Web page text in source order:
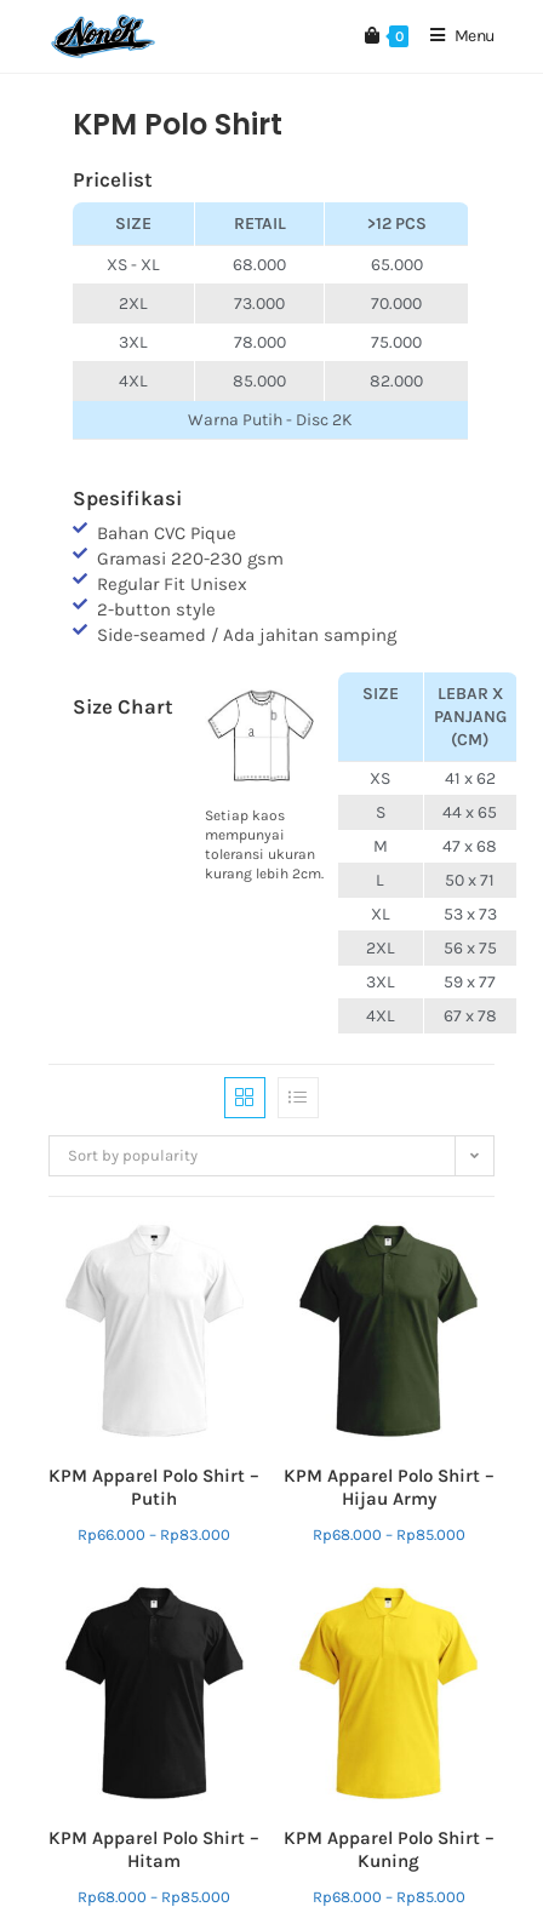
0 Menu
KPM Polo Shirt
Pricelist
SIZE RETAIL
>12 PCS
XS - XL
68.000
65.000
2XL
73.000
70.000
3XL
78.000
75.000
4XL
85.000
82.000
Warna Putih - Disc 2K
Size Chart
Setiap kaos
mempunyai
toleransi ukuran
kurang lebih 2cm.
SIZE
LEBAR X
PANJANG
(CM)
XS
41 x 62
S
44 x 65
M
47 x 68
L
50 x 71
XL
53 x 73
2XL
56 x 75
3XL
59 x 77
4XL
67 x 78
Spesifikasi
Bahan CVC Pique
Gramasi 220-230 gsm
Regular Fit Unisex
2-button style
Side-seamed / Ada jahitan samping
Sort by popularity
KPM Apparel Polo Shirt –
Putih
Rp66.000 – Rp83.000
KPM Apparel Polo Shirt –
Hijau Army
Rp68.000 – Rp85.000
KPM Apparel Polo Shirt –
Hitam
Rp68.000 – Rp85.000
KPM Apparel Polo Shirt –
Kuning
Rp68.000 – Rp85.000